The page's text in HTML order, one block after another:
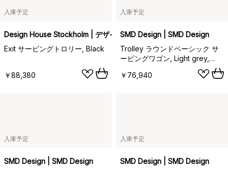
入庫予定
Design House Stockholm | デザインハウス ストックホルム
Exit サービングトロリー, Black
￥88,380
入庫予定
SMD Design | SMD Design
Trolley ラウンドベーシック サ
ービングワゴン, Light grey,
￥76,940
入庫予定
SMD Design | SMD Design
入庫予定
SMD Design | SMD Design